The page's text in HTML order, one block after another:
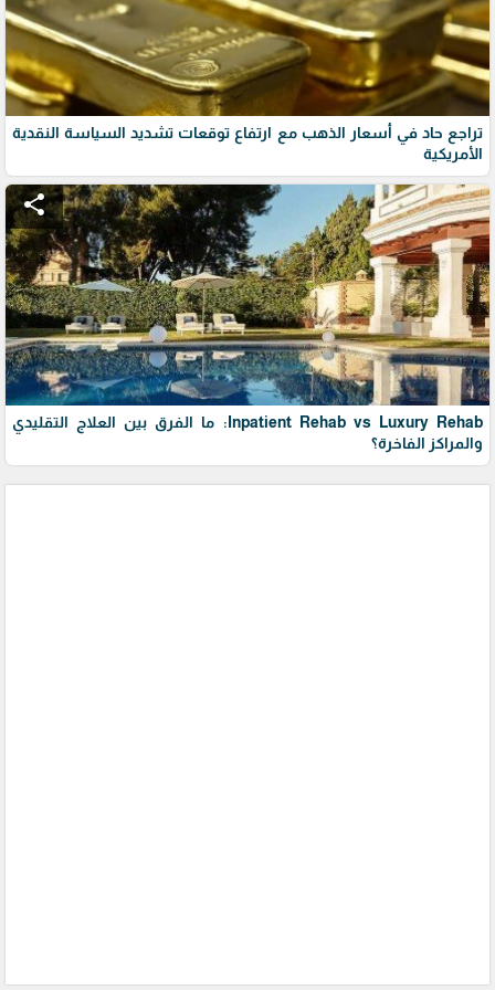
تراجع حاد في أسعار الذهب مع ارتفاع توقعات تشديد السياسة النقدية
الأمريكية
share
Inpatient Rehab vs Luxury Rehab: ما الفرق بين العلاج التقليدي
والمراكز الفاخرة؟